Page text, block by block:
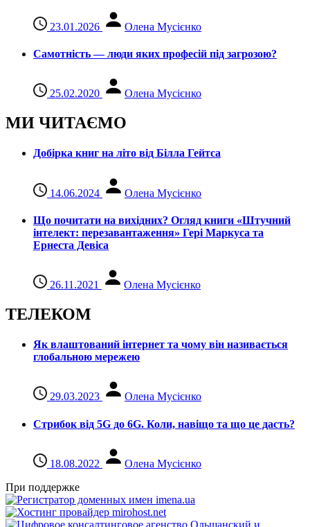
23.01.2026 Олена Мусієнко
Самотність — люди яких професій під загрозою?
25.02.2020 Олена Мусієнко
МИ ЧИТАЄМО
Добірка книг на літо від Білла Гейтса
14.06.2024 Олена Мусієнко
Що почитати на вихідних? Огляд книги «Штучний
інтелект: перезавантаження» Гері Маркуса та
Ернеста Девіса
26.11.2021 Олена Мусієнко
ТЕЛЕКОМ
Як влаштований інтернет та чому він називається
глобальною мережею
29.03.2023 Олена Мусієнко
Стрибок від 5G до 6G. Коли, навіщо та що це даcть?
18.08.2022
Олена Мусієнко
При поддержке